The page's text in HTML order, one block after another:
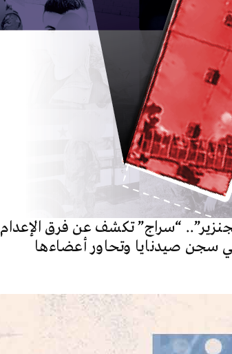
“سراج” تكشف عن فرق الإعدام
سجن صيدنايا وتحاور أعضاءها